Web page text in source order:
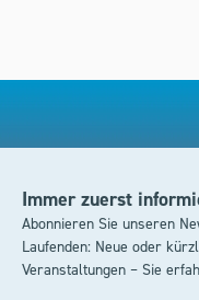
Immer zuerst
Abonnieren Sie unseren
Laufenden: Neue oder
Veranstaltungen – Sie